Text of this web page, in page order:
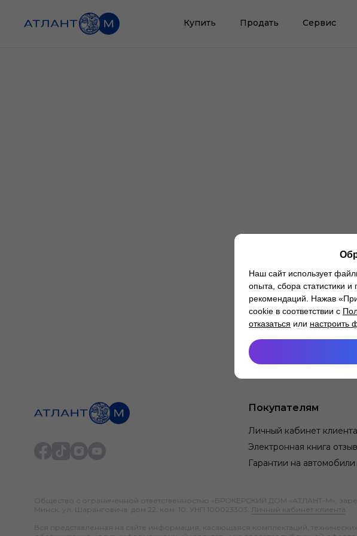
Купить Продать Сервис
Покупателям
Личный кабинет клиента
Электронная книга
Гарантии на автомобили
Общество с ограниченной ответственностью «БРОКЕРСКИЙ ДОМ «АТЛАНТ-М»,
Минск, ул. Шаранговича, дом 22, ком. 10; УНП 100023303.
Личный кабинет клиента
Вся представленная на сайте информация, касающаяся комплектаций,
Наш сайт использует
опыта, сбора статистики
рекомендаций. Нажав
cookie в соответствии с
отказаться или настроить